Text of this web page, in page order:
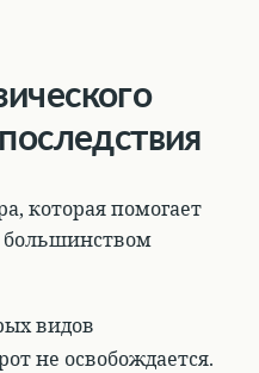
которая помогает
большинством
видов
не освобождается.